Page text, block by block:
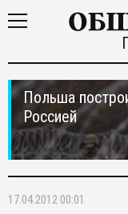
Польша
Россией
17.04.2012 00:01